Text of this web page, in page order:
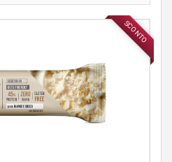
SCONTO
INTEGRATORI